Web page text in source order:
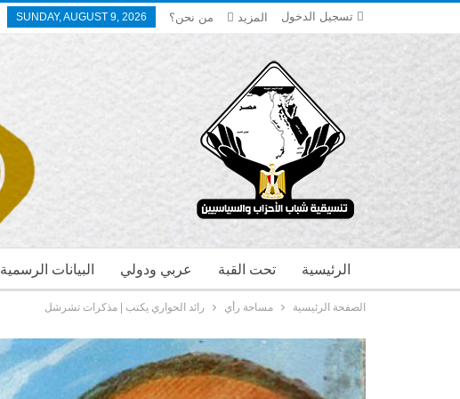
تسجيل الدخول SUNDAY, AUGUST 9, 2026 من نحن؟ المزيد
البيانات الرسمية عربي ودولي تحت القبة الرئيسية
الصفحة الرئيسية مساحة رأي رائد الحواري يكتب | مذكرات تشرشل